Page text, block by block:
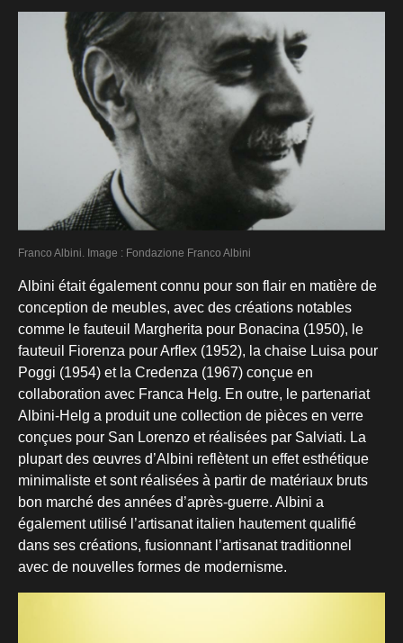
Franco Albini. Image : Fondazione Franco Albini
Albini était également connu pour son flair en matière de
conception de meubles, avec des créations notables
comme le fauteuil Margherita pour Bonacina (1950), le
fauteuil Fiorenza pour Arflex (1952), la chaise Luisa pour
Poggi (1954) et la Credenza (1967) conçue en
collaboration avec Franca Helg. En outre, le partenariat
Albini-Helg a produit une collection de pièces en verre
conçues pour San Lorenzo et réalisées par Salviati. La
plupart des œuvres d’Albini reflètent un effet esthétique
minimaliste et sont réalisées à partir de matériaux bruts
bon marché des années d’après-guerre. Albini a
également utilisé l’artisanat italien hautement qualifié
dans ses créations, fusionnant l’artisanat traditionnel
avec de nouvelles formes de modernisme.